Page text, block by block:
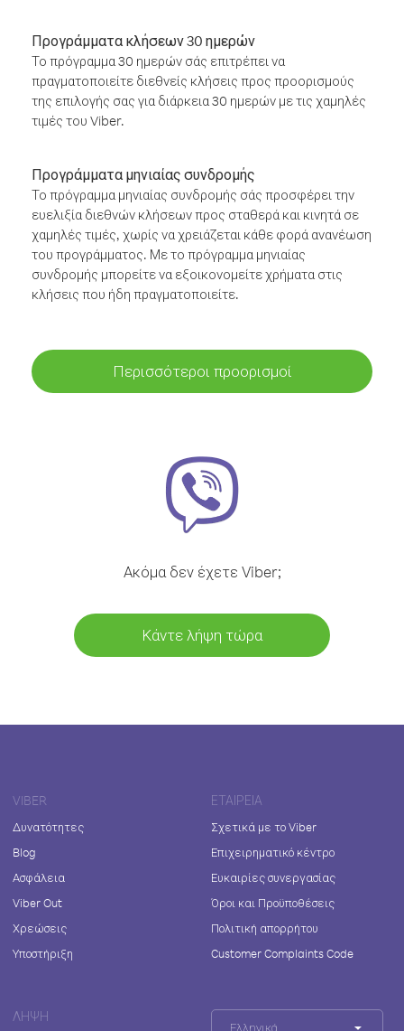
Προγράμματα κλήσεων 30 ημερών
Το πρόγραμμα 30 ημερών σάς επιτρέπει να
πραγματοποιείτε διεθνείς κλήσεις προς προορισμούς
της επιλογής σας για διάρκεια 30 ημερών με τις χαμηλές
τιμές του Viber.
Προγράμματα μηνιαίας συνδρομής
Το πρόγραμμα μηνιαίας συνδρομής σάς προσφέρει την
ευελιξία διεθνών κλήσεων προς σταθερά και κινητά σε
χαμηλές τιμές, χωρίς να χρειάζεται κάθε φορά ανανέωση
του προγράμματος. Με το πρόγραμμα μηνιαίας
συνδρομής μπορείτε να εξοικονομείτε χρήματα στις
κλήσεις που ήδη πραγματοποιείτε.
Περισσότεροι προορισμοί
Ακόμα δεν έχετε Viber;
Κάντε λήψη τώρα
VIBER
Δυνατότητες
Blog
Ασφάλεια
Viber Out
Χρεώσεις
Υποστήριξη
ΕΤΑΙΡΕΊΑ
Σχετικά με το Viber
Επιχειρηματικό κέντρο
Ευκαιρίες συνεργασίας
Όροι και Προϋποθέσεις
Πολιτική απορρήτου
Customer Complaints Code
ΛΉΨΗ
Ελληνικά